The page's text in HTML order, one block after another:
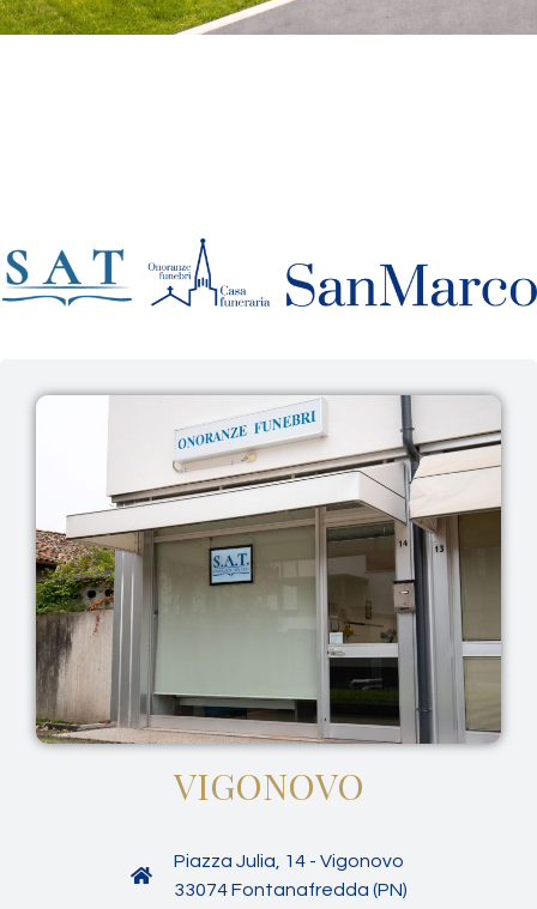
VIGONOVO
Piazza Julia, 14 - Vigonovo
33074 Fontanafredda (PN)